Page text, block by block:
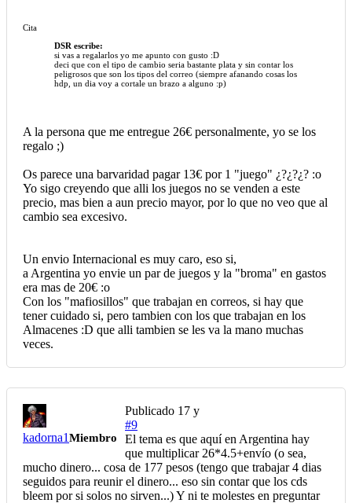
Cita
DSR escribe:
si vas a regalarlos yo me apunto con gusto :D
deci que con el tipo de cambio seria bastante plata y sin contar los
peligrosos que son los tipos del correo (siempre afanando cosas los
hdp, un dia voy a cortale un brazo a alguno :p)
A la persona que me entregue 26€ personalmente, yo se los
regalo ;)
Os parece una barvaridad pagar 13€ por 1 "juego" ¿?¿?¿? :o
Yo sigo creyendo que alli los juegos no se venden a este
precio, mas bien a aun precio mayor, por lo que no veo que al
cambio sea excesivo.
Un envio Internacional es muy caro, eso si,
a Argentina yo envie un par de juegos y la "broma" en gastos
era mas de 20€ :o
Con los "mafiosillos" que trabajan en correos, si hay que
tener cuidado si, pero tambien con los que trabajan en los
Almacenes :D que alli tambien se les va la mano muchas
veces.
kadorna1Miembro
Publicado 17 y
#9
El tema es que aquí en Argentina hay
que multiplicar 26*4.5+envío (o sea,
mucho dinero... cosa de 177 pesos (tengo que trabajar 4 dias
seguidos para reunir el dinero... eso sin contar que los cds
bleem por si solos no sirven...) Y ni te molestes en preguntar